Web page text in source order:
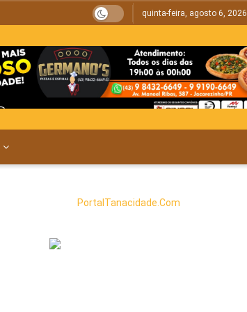
quinta-feira, agosto 6, 2026
PortalTanacidade.Com